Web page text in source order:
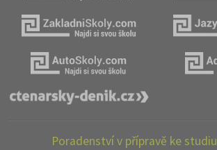
Poradenství v přípravě ke studiu